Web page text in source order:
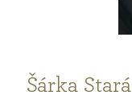
Šárka Stará